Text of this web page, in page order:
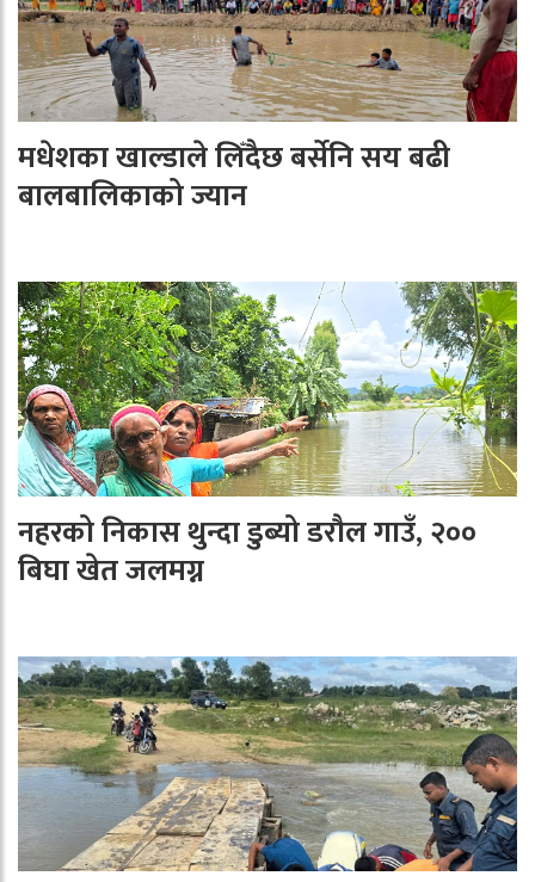
मधेशका खाल्डाले लिँदैछ बर्सेनि सय बढी
बालबालिकाको ज्यान
नहरको निकास थुन्दा डुब्यो डरौल गाउँ, २००
बिघा खेत जलमग्न